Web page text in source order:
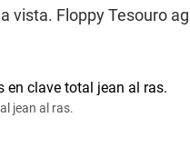
vista. Floppy Tesouro
jean al ras.